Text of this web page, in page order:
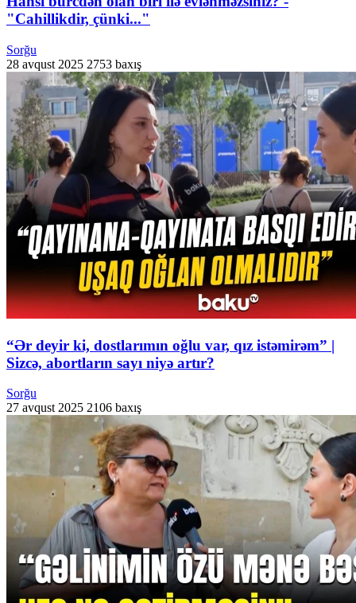
"Cahillikdir, çünki..."
Sorğu
28 avqust 2025 2753 baxış
“Ər deyir ki, dostlarımın oğlu var, qız istəmirəm” |
Sizcə, abortların sayı niyə artır?
Sorğu
27 avqust 2025 2106 baxış